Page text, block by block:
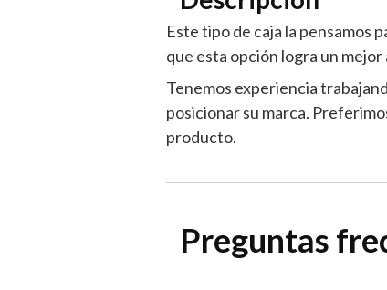
Este tipo de caja la pensamos
que esta opción logra un
Tenemos experiencia
posicionar su marca.
producto.
Preguntas